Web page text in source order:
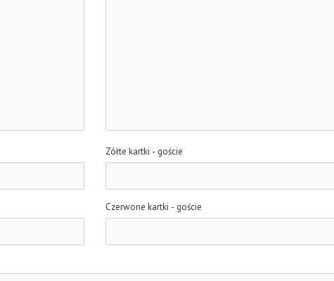
Zółte kartki - goście
Czerwone kartki - goście